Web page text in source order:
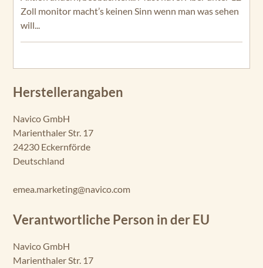
Zoll monitor macht’s keinen Sinn wenn man was sehen
will...
Herstellerangaben
Navico GmbH
Marienthaler Str. 17
24230 Eckernförde
Deutschland
emea.marketing@navico.com
Verantwortliche Person in der EU
Navico GmbH
Marienthaler Str. 17